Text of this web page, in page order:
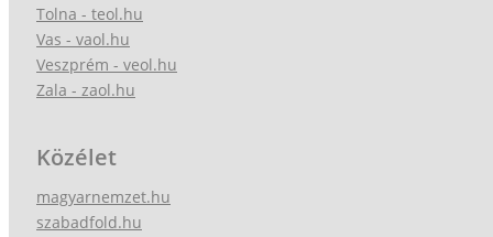
Tolna - teol.hu
Vas - vaol.hu
Veszprém - veol.hu
Zala - zaol.hu
Közélet
magyarnemzet.hu
szabadfold.hu